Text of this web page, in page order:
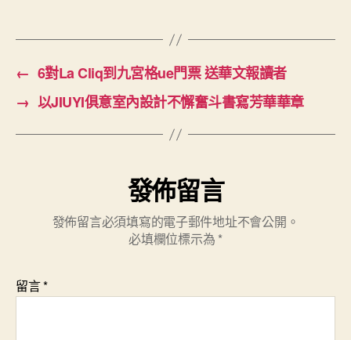
← 6對La Cliq到九宮格ue門票 送華文報讀者
→ 以JIUYI俱意室內設計不懈奮斗書寫芳華華章
發佈留言
發佈留言必須填寫的電子郵件地址不會公開。
必填欄位標示為 *
留言*